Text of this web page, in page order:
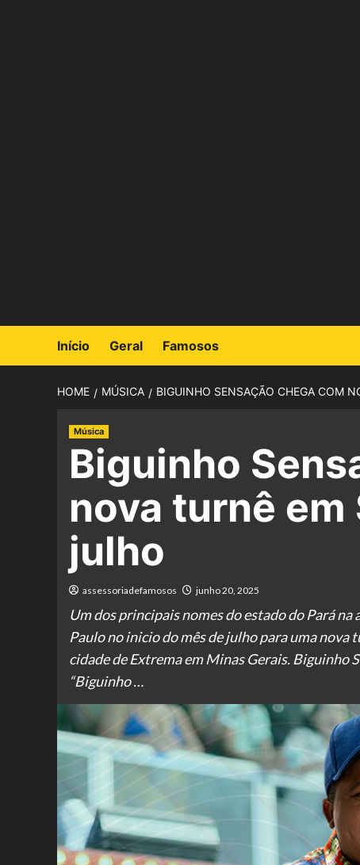
Início Geral Famosos
HOME MÚSICA BIGUINHO SENSAÇÃO CHEGA COM
Música
Biguinho
nova turnê em
julho
assessoriadefamosos junho 20, 2025
Um dos principais nomes do estado do Pará
Paulo no inicio do mês de julho para uma nova
cidade de Extrema em Minas Gerais. Biguinho
“Biguinho …